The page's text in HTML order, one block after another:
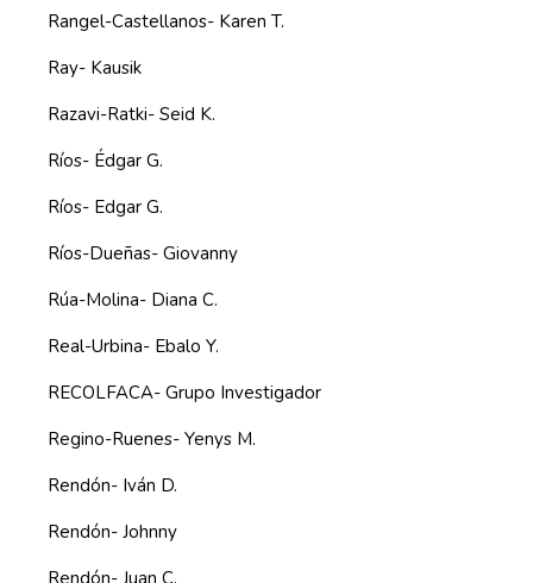
Rangel-Castellanos- Karen T.
Ray- Kausik
Razavi-Ratki- Seid K.
Ríos- Édgar G.
Ríos- Edgar G.
Ríos-Dueñas- Giovanny
Rúa-Molina- Diana C.
Real-Urbina- Ebalo Y.
RECOLFACA- Grupo Investigador
Regino-Ruenes- Yenys M.
Rendón- Iván D.
Rendón- Johnny
Rendón- Juan C.